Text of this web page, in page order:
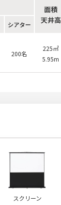
シアター
面積
天井高
200名
225㎡
5.95m
スクリーン